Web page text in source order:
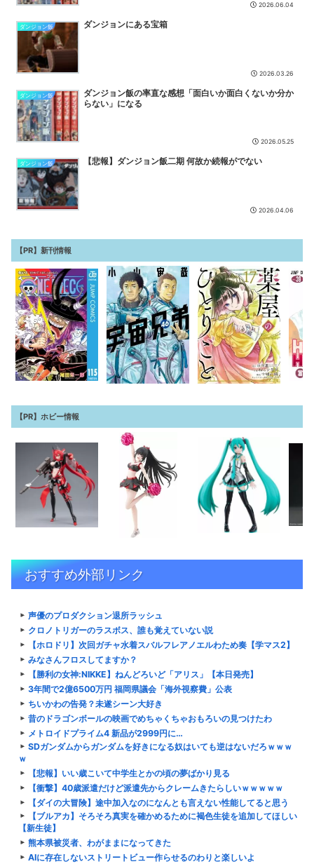
2026.06.04
ダンジョン飯 ダンジョンにある宝箱
2026.03.26
ダンジョン飯
ダンジョン飯の率直な感想「面白いか面白くないか分か
らない」になる
2026.05.25
ダンジョン飯 【悲報】ダンジョン飯二期 何故か続報がでない
2026.04.06
【PR】新刊情報
【PR】ホビー情報
おすすめ外部リンク
声優のプロダクション退所ラッシュ
クロノトリガーのラスボス、誰も覚えていない説
【ホロドリ】次回ガチャ水着スバルフレアノエルわため奏【学マス2】
みなさんフロスしてますか？
【勝利の女神:NIKKE】ねんどろいど「アリス」【本日発売】
3年間で2億6500万円 福岡県議会「海外視察費」公表
ちいかわの告発？未遂シーン大好き
昔のドラゴンボールの映画でめちゃくちゃおもろいの見つけたわ
メトロイドプライム4 新品が2999円に…
SDガンダムからガンダムを好きになる奴はいても逆はないだろｗｗｗ
ｗ
【悲報】いい歳こいて中学生とかの頃の夢ばかり見る
【衝撃】40歳派遣だけど派遣先からクレームきたらしいｗｗｗｗｗ
【ダイの大冒険】途中加入なのになんとも言えない性能してると思う
【ブルアカ】そろそろ真実を確かめるために褐色生徒を追加してほしい
【新生徒】
熊本県被災者、わがままになってきた
AIに存在しないストリートビュー作らせるのわりと楽しいよ